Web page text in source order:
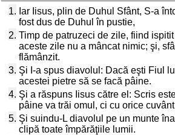
1. Iar Iisus, plin de Duhul Sfânt, S-a
fost dus de Duhul în pustie,
2. Timp de patruzeci de zile, fiind
aceste zile nu a mâncat nimic; şi,
flămânzit.
3. Şi I-a spus diavolul: Dacă eşti Fiul
acestei pietre să se facă pâine.
4. Şi a răspuns Iisus către el: Scris
pâine va trăi omul, ci cu orice
5. Şi suindu-L diavolul pe un munte
clipă toate împărăţiile lumii.